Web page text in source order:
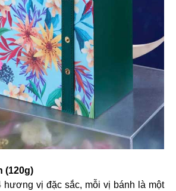
(120g)
hương vị đặc sắc, mỗi vị bánh là một